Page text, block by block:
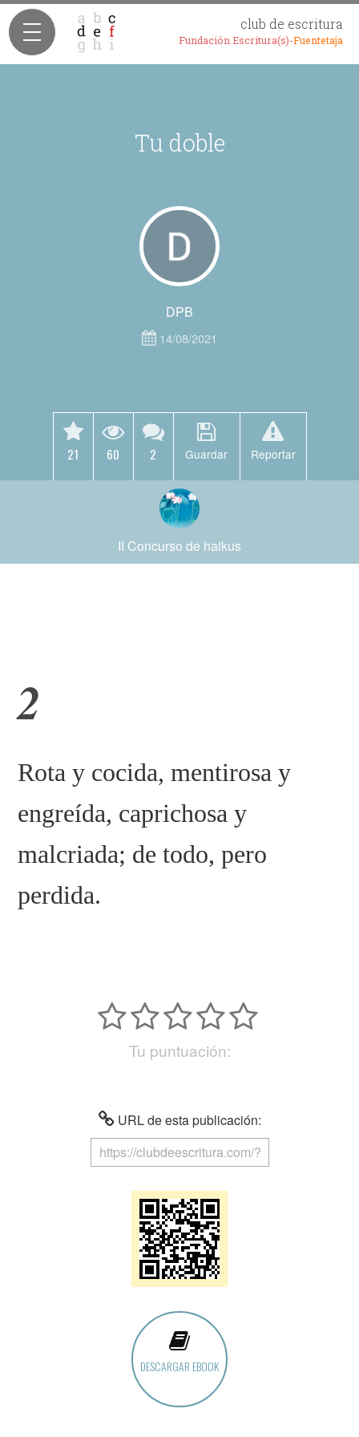
club de escritura
Fundación Escritura(s)-Fuentetaja
Tu doble
DPB
14/08/2021
21 60 2 Guardar Reportar
II Concurso de haikus
2
Rota y cocida, mentirosa y
engreída, caprichosa y
malcriada; de todo, pero
perdida.
Tu puntuación:
URL de esta publicación:
DESCARGAR EBOOK